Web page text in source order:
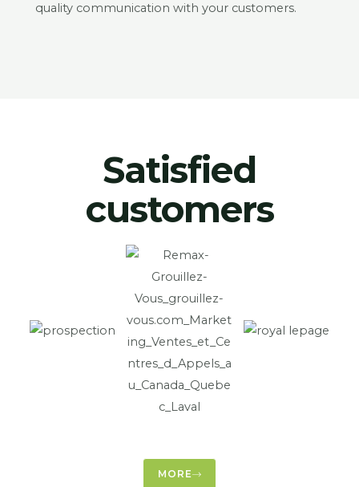
quality communication with your customers.
Satisfied
customers
MORE